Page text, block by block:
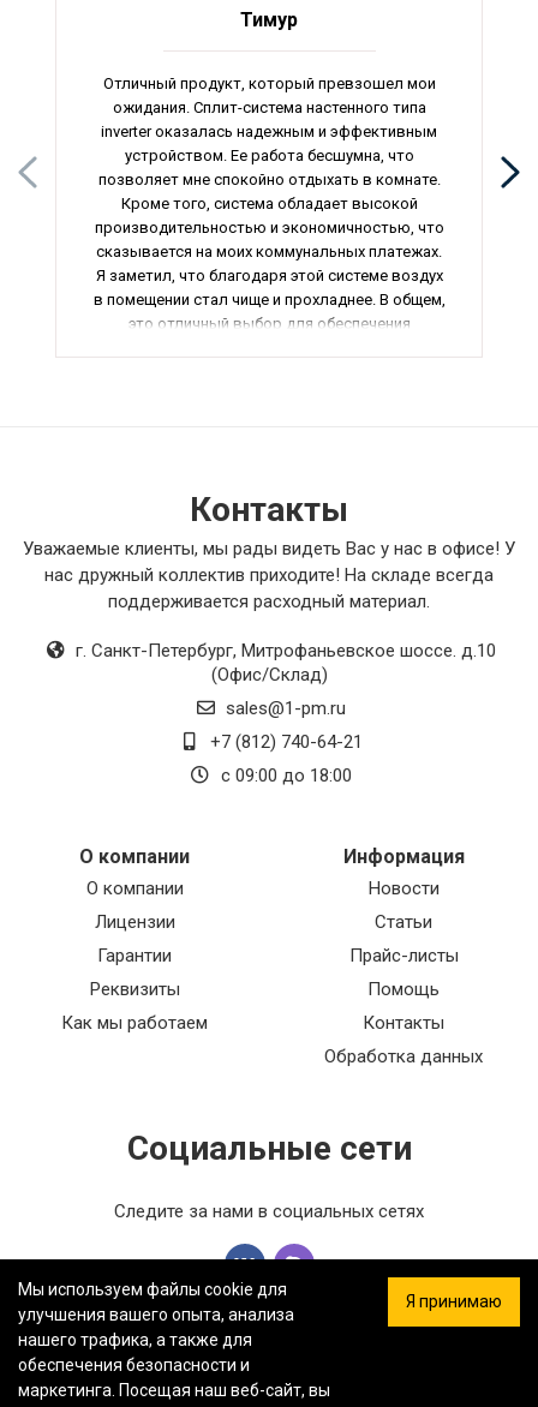
Тимур
Отличный продукт, который превзошел мои
ожидания. Сплит-система настенного типа
inverter оказалась надежным и эффективным
устройством. Ее работа бесшумна, что
позволяет мне спокойно отдыхать в комнате.
Кроме того, система обладает высокой
производительностью и экономичностью, что
сказывается на моих коммунальных платежах.
Я заметил, что благодаря этой системе воздух
в помещении стал чище и прохладнее. В общем,
это отличный выбор для обеспечения
Контакты
Уважаемые клиенты, мы рады видеть Вас у нас в офисе! У
нас дружный коллектив приходите! На складе всегда
поддерживается расходный материал.
г. Санкт-Петербург, Митрофаньевское шоссе. д.10
(Офис/Склад)
sales@1-pm.ru
+7 (812) 740-64-21
с 09:00 до 18:00
О компании
О компании
Лицензии
Гарантии
Реквизиты
Как мы работаем
Информация
Новости
Статьи
Прайс-листы
Помощь
Контакты
Обработка данных
Социальные сети
Следите за нами в социальных сетях
ООО «ФЕРСТ МАСТЕР» — Информация на сайте не является
Мы используем файлы cookie для
улучшения вашего опыта, анализа
нашего трафика, а также для
обеспечения безопасности и
маркетинга. Посещая наш веб-сайт, вы
Я принимаю